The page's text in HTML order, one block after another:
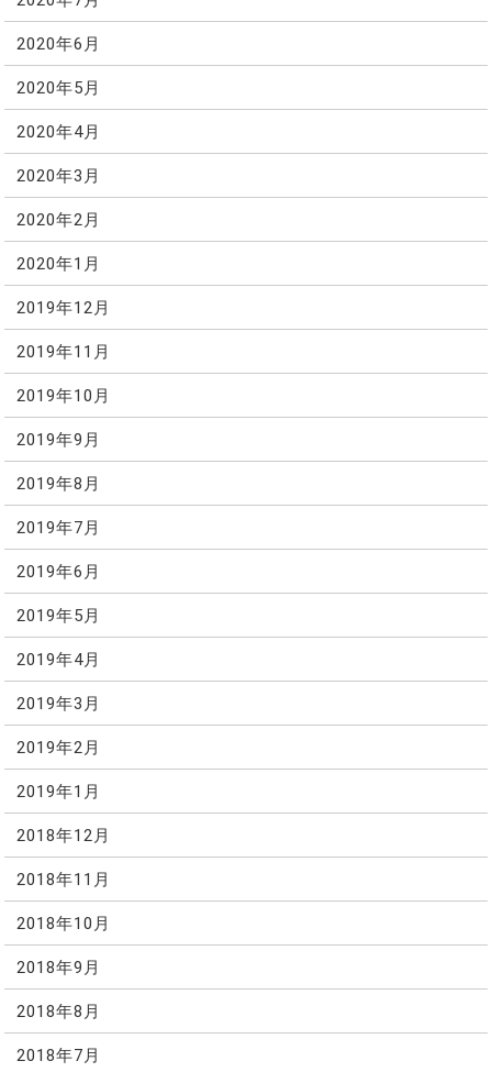
2020年6月
2020年5月
2020年4月
2020年3月
2020年2月
2020年1月
2019年12月
2019年11月
2019年10月
2019年9月
2019年8月
2019年7月
2019年6月
2019年5月
2019年4月
2019年3月
2019年2月
2019年1月
2018年12月
2018年11月
2018年10月
2018年9月
2018年8月
2018年7月